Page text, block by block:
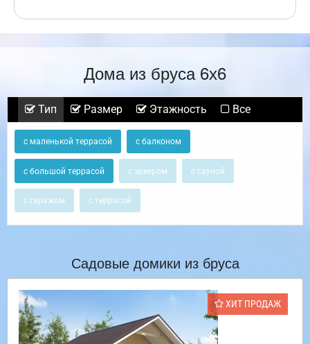
Дома из бруса 6х6
Тип Размер Этажность Все
с маленькой террасой с балконом
с большой террасой с эркером с сауной
с гаражом с террасой
Садовые домики из бруса
ХИТ ПРОДАЖ